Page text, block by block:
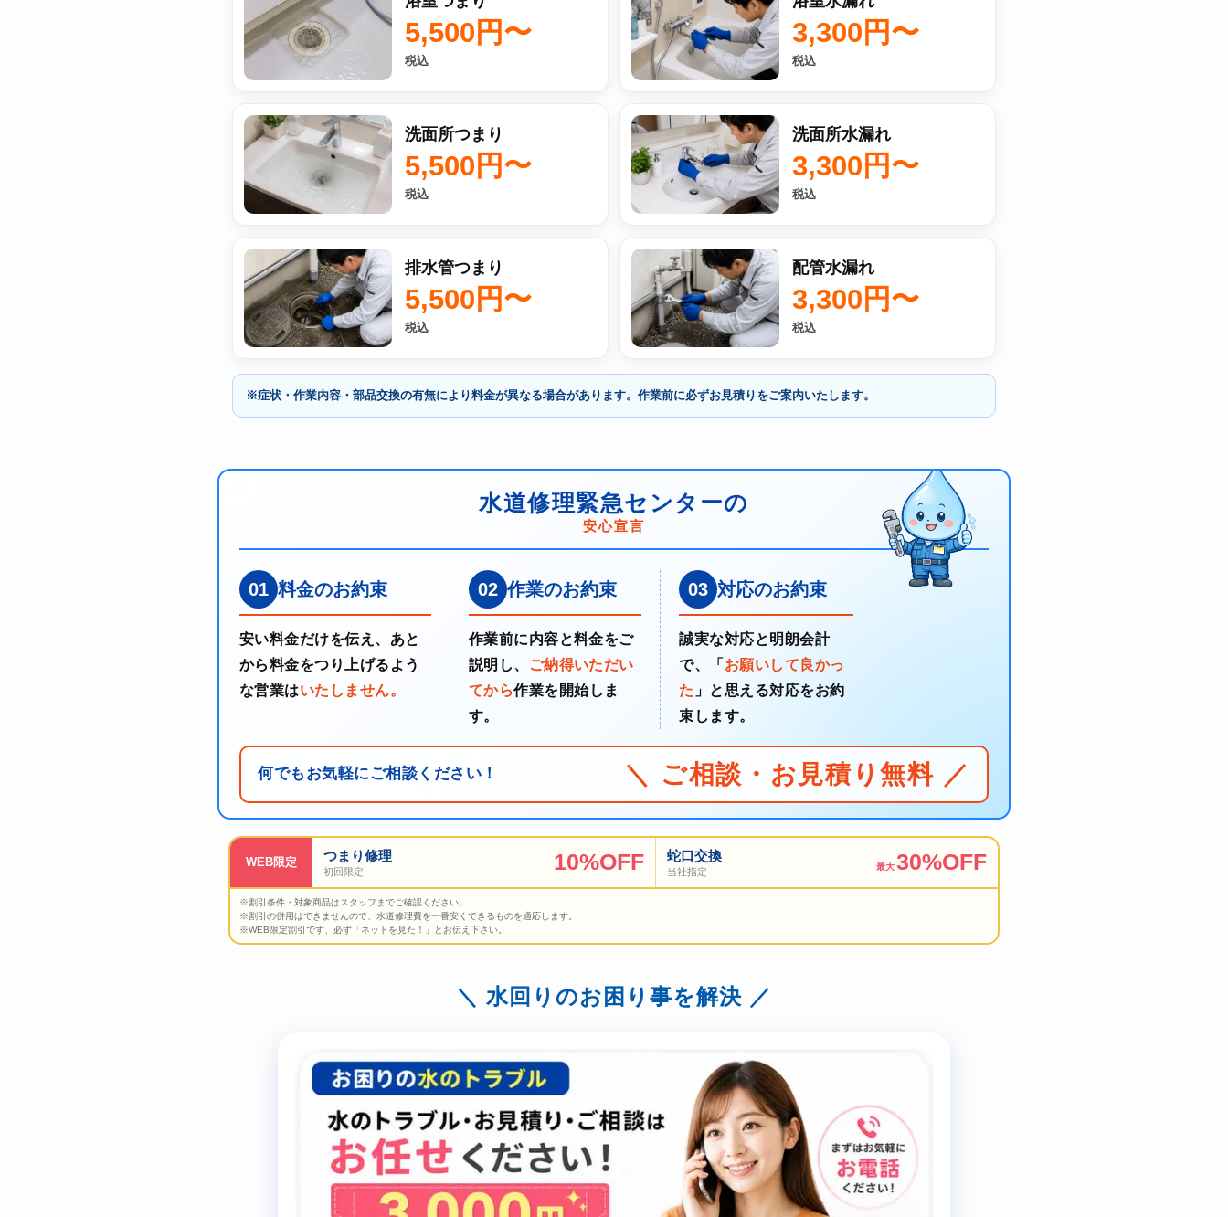
5,500円〜
税込
3,300円〜
税込
洗面所つまり
5,500円〜
税込
洗面所水漏れ
3,300円〜
税込
排水管つまり
5,500円〜
税込
配管水漏れ
3,300円〜
税込
※症状・作業内容・部品交換の有無により料金が異なる場合があります。作業前に必ずお見積りをご案内いたします。
水道修理緊急センターの
安心宣言
01 料金のお約束
安い料金だけを伝え、あと
から料金をつり上げるよう
な営業はいたしません。
02 作業のお約束
作業前に内容と料金をご
説明し、 ご納得いただい
てから作業を開始しま
す。
03 対応のお約束
誠実な対応と明朗会計
で、「 お願いして良かっ
た 」と思える対応をお約
束します。
何でもお気軽にご相談ください！ ＼ ご相談・お見積り無料 ／
WEB限定 つまり修理
初回限定 10%OFF 蛇口交換
当社指定 最大30%OFF
※割引条件・対象商品はスタッフまでご確認ください。
※割引の併用はできませんので、水道修理費を一番安くできるものを適応します。
※WEB限定割引です、必ず「ネットを見た！」とお伝え下さい。
水回りのお困り事を解決